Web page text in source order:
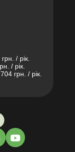
/ рік.
/ рік.
грн. / рік.